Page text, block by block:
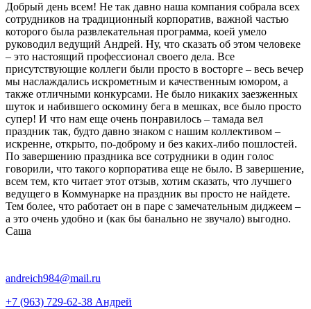
Добрый день всем! Не так давно наша компания собрала всех
сотрудников на традиционный корпоратив, важной частью
которого была развлекательная программа, коей умело
руководил ведущий Андрей. Ну, что сказать об этом человеке
– это настоящий профессионал своего дела. Все
присутствующие коллеги были просто в восторге – весь вечер
мы наслаждались искрометным и качественным юмором, а
также отличными конкурсами. Не было никаких заезженных
шуток и набившего оскомину бега в мешках, все было просто
супер! И что нам еще очень понравилось – тамада вел
праздник так, будто давно знаком с нашим коллективом –
искренне, открыто, по-доброму и без каких-либо пошлостей.
По завершению праздника все сотрудники в один голос
говорили, что такого корпоратива еще не было. В завершение,
всем тем, кто читает этот отзыв, хотим сказать, что лучшего
ведущего в Коммунарке на праздник вы просто не найдете.
Тем более, что работает он в паре с замечательным диджеем –
а это очень удобно и (как бы банально не звучало) выгодно.
Саша
andreich984@mail.ru
+7 (963) 729-62-38 Андрей